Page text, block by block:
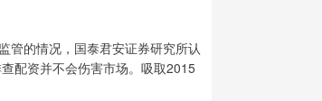
管的情况，国泰君安证券研究所认
配资并不会伤害市场。吸取2015